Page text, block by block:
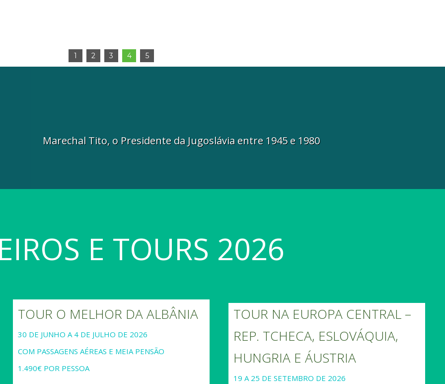
Marechal Tito, o Presidente da Jugoslávia entre 1945 e 1980
E TOURS 2026
TOUR O MELHOR DA ALBÂNIA
30 DE JUNHO A 4 DE JULHO DE 2026
COM PASSAGENS AÉREAS E MEIA PENSÃO
1.490€ POR PESSOA
TOUR NA EUROPA CENTRAL –
REP. TCHECA, ESLOVÁQUIA,
HUNGRIA E ÁUSTRIA
19 A 25 DE SETEMBRO DE 2026